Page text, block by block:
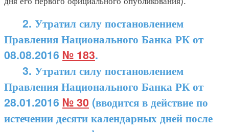
2. Утратил силу постановлением
Правления Национального Банка РК от
08.08.2016 № 183.
3. Утратил силу постановлением
Правления Национального Банка РК от
28.01.2016 № 30 (вводится в действие по
истечении десяти календарных дней после